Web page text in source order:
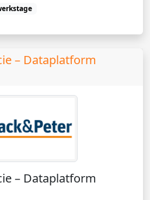
– Dataplatform
– Dataplatform